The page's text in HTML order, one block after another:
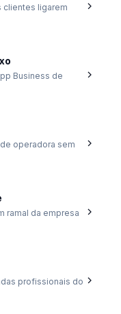
clientes ligarem
Business de
operadora sem
ramal da empresa
profissionais do